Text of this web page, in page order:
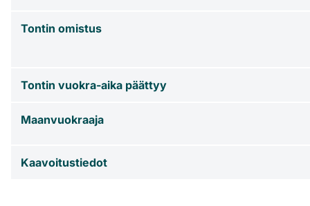
Tontin omistus
Tontin vuokra-aika päättyy
Maanvuokraaja
Kaavoitustiedot